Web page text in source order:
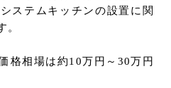
ステムキッチンの設置に関
。
格相場は約10万円～30万円